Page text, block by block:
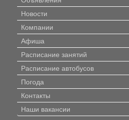
Новости
Компании
Афиша
Расписание занятий
Расписание автобусов
Погода
Контакты
Наши вакансии